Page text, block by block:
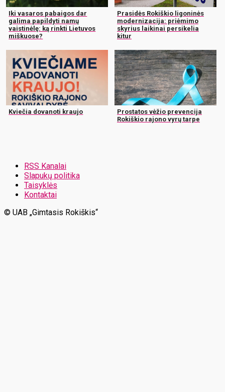
Iki vasaros pabaigos dar
galima papildyti namų
vaistinėlę: ką rinkti Lietuvos
miškuose?
Prasidės Rokiškio ligoninės
modernizacija: priėmimo
skyrius laikinai persikelia
kitur
Kviečia dovanoti kraujo
Prostatos vėžio prevencija
Rokiškio rajono vyrų tarpe
RSS Kanalai
Slapukų politika
Taisyklės
Kontaktai
© UAB „Gimtasis Rokiškis“